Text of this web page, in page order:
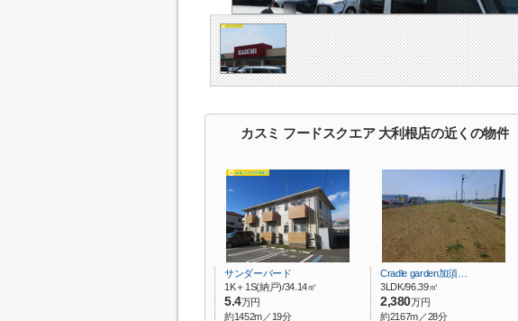
カスミ フードスクエア 大利根店の近くの物件
サンダーバード
1K＋1S(納戸)/34.14㎡
5.4万円
約1452m／19分
Cradle garden加須…
3LDK/96.39㎡
2,380万円
約2167m／28分